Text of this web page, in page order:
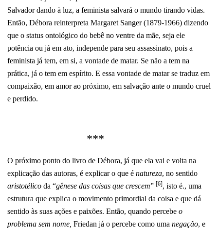
Salvador dando à luz, a feminista salvará o mundo tirando vidas.
Então, Débora reinterpreta Margaret Sanger (1879-1966) dizendo
que o status ontológico do bebê no ventre da mãe, seja ele
potência ou já em ato, independe para seu assassinato, pois a
feminista já tem, em si, a vontade de matar. Se não a tem na
prática, já o tem em espírito. E essa vontade de matar se traduz em
compaixão, em amor ao próximo, em salvação ante o mundo cruel
e perdido.
***
O próximo ponto do livro de Débora, já que ela vai e volta na
explicação das autoras, é explicar o que é natureza, no sentido
aristotélico da “gênese das coisas que crescem” [6], isto é., uma
estrutura que explica o movimento primordial da coisa e que dá
sentido às suas ações e paixões. Então, quando percebe o
problema sem nome, Friedan já o percebe como uma negação, e